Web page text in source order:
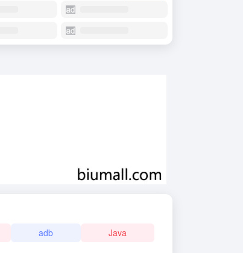
adb Java